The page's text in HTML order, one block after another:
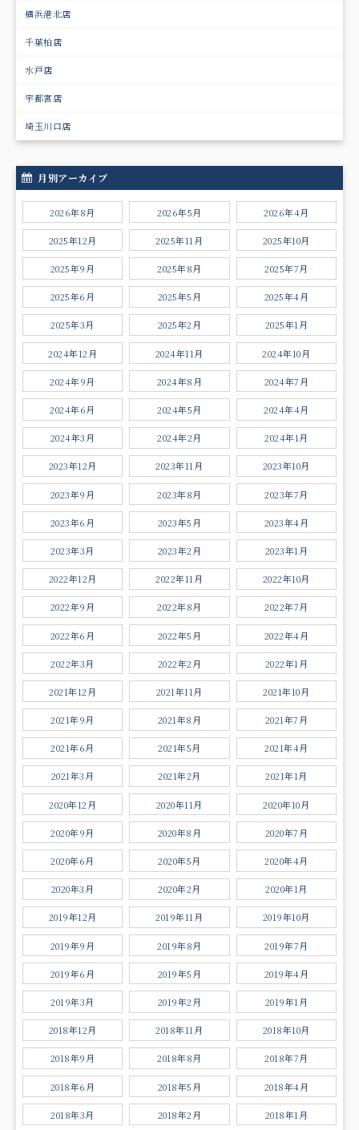
横浜港北店
千葉柏店
水戸店
宇都宮店
埼玉川口店
月別アーカイブ
2026年8月 2026年5月 2026年4月
2025年12月 2025年11月 2025年10月
2025年9月 2025年8月 2025年7月
2025年6月 2025年5月 2025年4月
2025年3月 2025年2月 2025年1月
2024年12月 2024年11月 2024年10月
2024年9月 2024年8月 2024年7月
2024年6月 2024年5月 2024年4月
2024年3月 2024年2月 2024年1月
2023年12月 2023年11月 2023年10月
2023年9月 2023年8月 2023年7月
2023年6月 2023年5月 2023年4月
2023年3月 2023年2月 2023年1月
2022年12月 2022年11月 2022年10月
2022年9月 2022年8月 2022年7月
2022年6月 2022年5月 2022年4月
2022年3月 2022年2月 2022年1月
2021年12月 2021年11月 2021年10月
2021年9月 2021年8月 2021年7月
2021年6月 2021年5月 2021年4月
2021年3月 2021年2月 2021年1月
2020年12月 2020年11月 2020年10月
2020年9月 2020年8月 2020年7月
2020年6月 2020年5月 2020年4月
2020年3月 2020年2月 2020年1月
2019年12月 2019年11月 2019年10月
2019年9月 2019年8月 2019年7月
2019年6月 2019年5月 2019年4月
2019年3月 2019年2月 2019年1月
2018年12月 2018年11月 2018年10月
2018年9月 2018年8月 2018年7月
2018年6月 2018年5月 2018年4月
2018年3月 2018年2月 2018年1月